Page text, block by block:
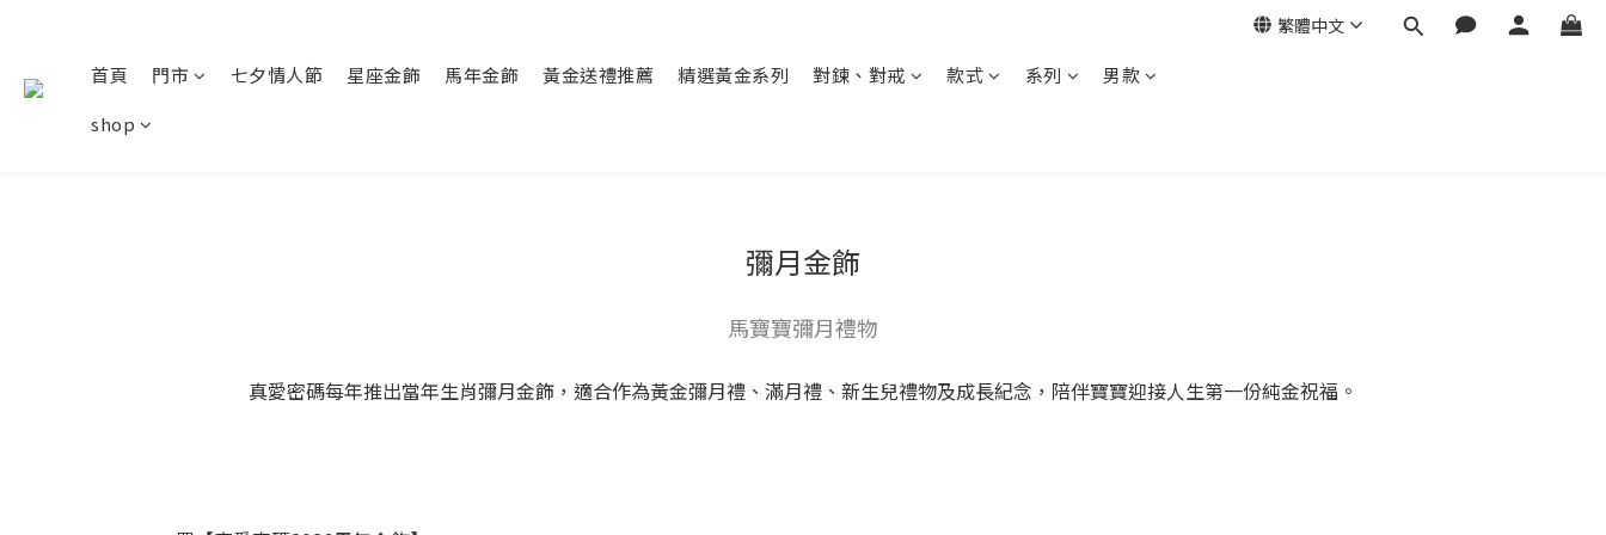
繁體中文
首頁 門市 七夕情人節 星座金飾 馬年金飾 黃金送禮推薦 精選黃金系列 對鍊、對戒 款式 系列
男款
shop
彌月金飾
馬寶寶彌月禮物
真愛密碼每年推出當年生肖彌月金飾，適合作為黃金彌月禮、滿月禮、新生兒禮物及成長紀念，陪伴寶寶迎接人生第一份純金祝福。